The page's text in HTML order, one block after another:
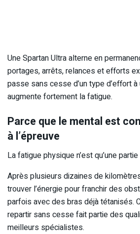
Une Spartan Ultra alterne en
portages, arrêts, relances et efforts
passe sans cesse d’un type d’effort à
augmente fortement la fatigue.
Parce que le mental est
à l’épreuve
La fatigue physique n’est qu’une partie
Après plusieurs dizaines de
trouver l’énergie pour franchir des
parfois avec des bras déjà tétanisés.
repartir sans cesse fait partie des
meilleurs spécialistes.